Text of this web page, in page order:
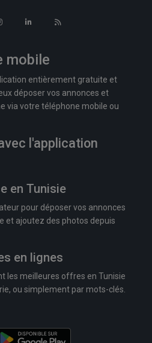
mobile
entièrement gratuite et
déposer vos annonces et
via votre téléphone mobile ou
l'application
en Tunisie
pour déposer vos annonces
et ajoutez des photos depuis
en lignes
les meilleures offres en Tunisie
ou simplement par mots-clés.